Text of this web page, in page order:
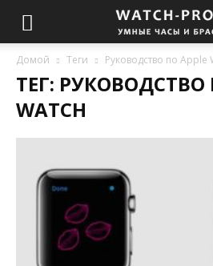
Домой Теги Руководство по Apple
ТЕГ: РУКОВОДСТВО
WATCH